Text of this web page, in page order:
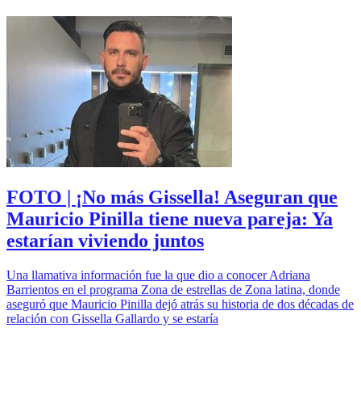
FOTO | ¡No más Gissella! Aseguran que
Mauricio Pinilla tiene nueva pareja: Ya
estarían viviendo juntos
Una llamativa información fue la que dio a conocer Adriana
Barrientos en el programa Zona de estrellas de Zona latina, donde
aseguró que Mauricio Pinilla dejó atrás su historia de dos décadas de
relación con Gissella Gallardo y se estaría